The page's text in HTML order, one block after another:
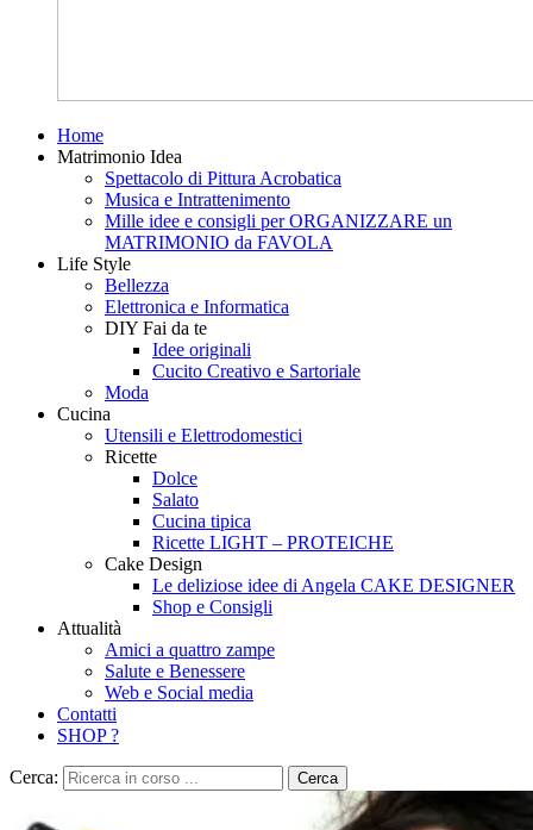
Marisa
Divertirsi
Home
Matrimonio Idea
Spettacolo di Pittura Acrobatica
Musica e Intrattenimento
Mille idee e consigli per ORGANIZZARE un
MATRIMONIO da FAVOLA
Life Style
Bellezza
Elettronica e Informatica
DIY Fai da te
Idee originali
Cucito Creativo e Sartoriale
Moda
Cucina
Utensili e Elettrodomestici
Ricette
Dolce
Salato
Cucina tipica
Ricette LIGHT – PROTEICHE
Cake Design
Le deliziose idee di Angela CAKE DESIGNER
Shop e Consigli
Attualità
Amici a quattro zampe
Salute e Benessere
Web e Social media
Contatti
SHOP ?
Cerca: Cerca